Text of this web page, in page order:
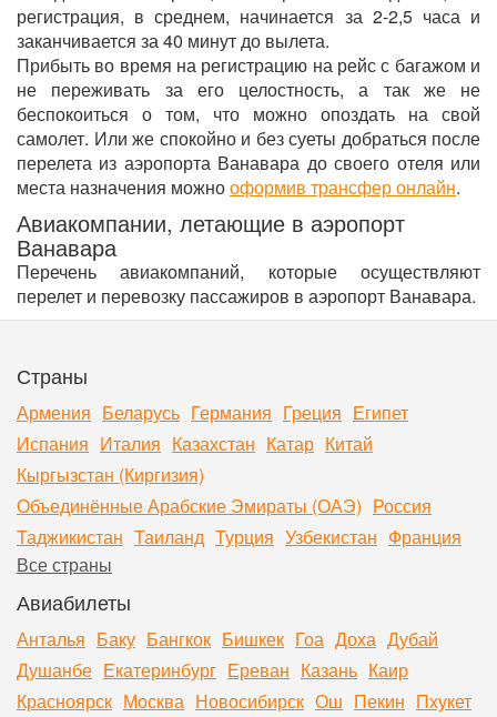
регистрация, в среднем, начинается за 2-2,5 часа и
заканчивается за 40 минут до вылета.
Прибыть во время на регистрацию на рейс с багажом и
не переживать за его целостность, а так же не
беспокоиться о том, что можно опоздать на свой
самолет. Или же спокойно и без суеты добраться после
перелета из аэропорта Ванавара до своего отеля или
места назначения можнооформив трансфер онлайн.
Авиакомпании, летающие в аэропорт
Ванавара
Перечень авиакомпаний, которые осуществляют
перелет и перевозку пассажиров в аэропорт Ванавара.
Страны
Армения Беларусь Германия Греция Египет
Испания Италия Казахстан Катар Китай
Кыргызстан (Киргизия)
Объединённые Арабские Эмираты (ОАЭ) Россия
Таджикистан Таиланд Турция Узбекистан Франция
Все страны
Авиабилеты
Анталья Баку Бангкок Бишкек Гоа Доха Дубай
Душанбе Екатеринбург Ереван Казань Каир
Красноярск Москва Новосибирск Ош Пекин Пхукет